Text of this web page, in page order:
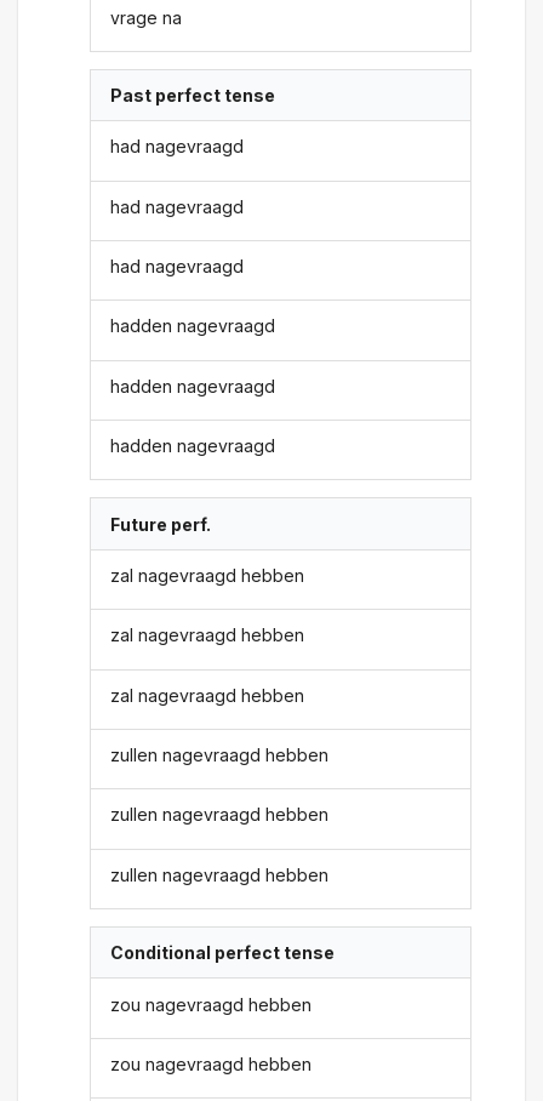
vrage na
Past perfect tense
had nagevraagd
had nagevraagd
had nagevraagd
hadden nagevraagd
hadden nagevraagd
hadden nagevraagd
Future perf.
zal nagevraagd hebben
zal nagevraagd hebben
zal nagevraagd hebben
zullen nagevraagd hebben
zullen nagevraagd hebben
zullen nagevraagd hebben
Conditional perfect tense
zou nagevraagd hebben
zou nagevraagd hebben